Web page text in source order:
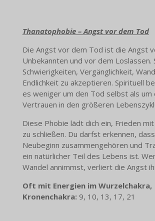
Thanatophobie – Angst vor dem Tod
Die Angst vor dem Tod ist die Angst
Unbekannten und vor dem
Schwierigkeiten, Vergänglichkeit,
Endlichkeit zu akzeptieren. Spirituell
es weniger um den Tod selbst als um
Vertrauen in den größeren
Diese Phobie lädt dich ein, Frieden
zu schließen. Du darfst erkennen,
Neubeginn zusammengehören und
ein natürlicher Teil des Lebens ist.
Wandel annimmst, verliert die Angst
Oft mit Energien im Wurzelchakra,
Kronenchakra: 9, 10, 13, 17, 21